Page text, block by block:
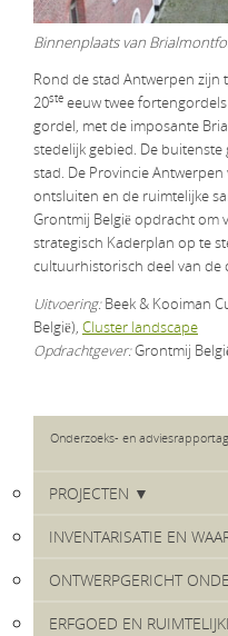
Binnenplaats van
Rond de stad Antwerpen zijn
20ste eeuw twee
gordel, met de imposante
stedelijk gebied. De
stad. De Provincie
ontsluiten en de ruimtelijke
Grontmij België opdracht om
strategisch Kaderplan op te
cultuurhistorisch deel van
Uitvoering:Beek & Kooiman
België), Cluster landscape
Opdrachtgever:Grontmij
Onderzoeks- en
PROJECTEN ▼
INVENTARISATIE EN
ONTWERPGERICHT
ERFGOED EN